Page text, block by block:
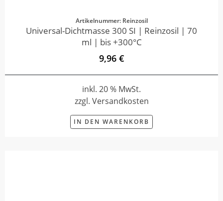
Artikelnummer: Reinzosil
Universal-Dichtmasse 300 SI | Reinzosil | 70
ml | bis +300°C
9,96 €
inkl. 20 % MwSt.
zzgl. Versandkosten
IN DEN WARENKORB